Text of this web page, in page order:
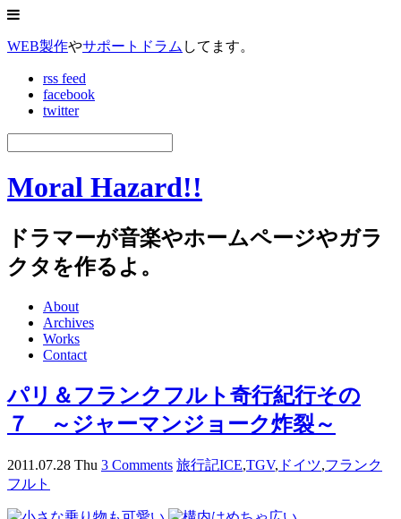
WEB製作やサポートドラム してます。
rss feed
facebook
twitter
Moral Hazard!!
ドラマーが音楽やホームページやガラ
クタを作るよ。
About
Archives
Works
Contact
パリ＆フランクフルト奇行紀行その
７ ～ジャーマンジョーク炸裂～
2011.07.28 Thu 3 Comments 旅行記ICE,TGV, ドイツ,フランク
フルト